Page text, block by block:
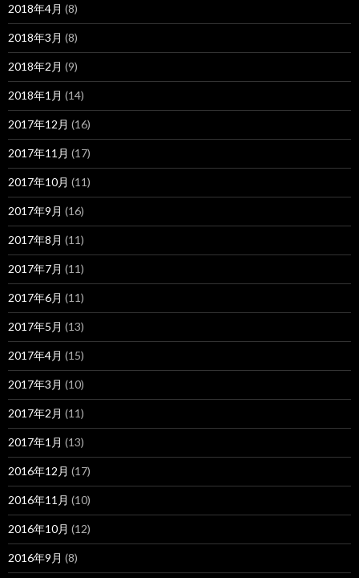
2018年4月 (8)
2018年3月 (8)
2018年2月 (9)
2018年1月 (14)
2017年12月 (16)
2017年11月 (17)
2017年10月 (11)
2017年9月 (16)
2017年8月 (11)
2017年7月 (11)
2017年6月 (11)
2017年5月 (13)
2017年4月 (15)
2017年3月 (10)
2017年2月 (11)
2017年1月 (13)
2016年12月 (17)
2016年11月 (10)
2016年10月 (12)
2016年9月 (8)